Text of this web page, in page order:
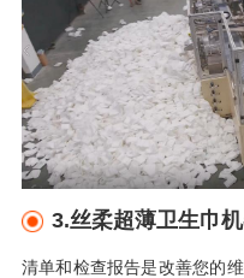
3.丝柔超薄卫生巾
清单和检查报告是改善您的